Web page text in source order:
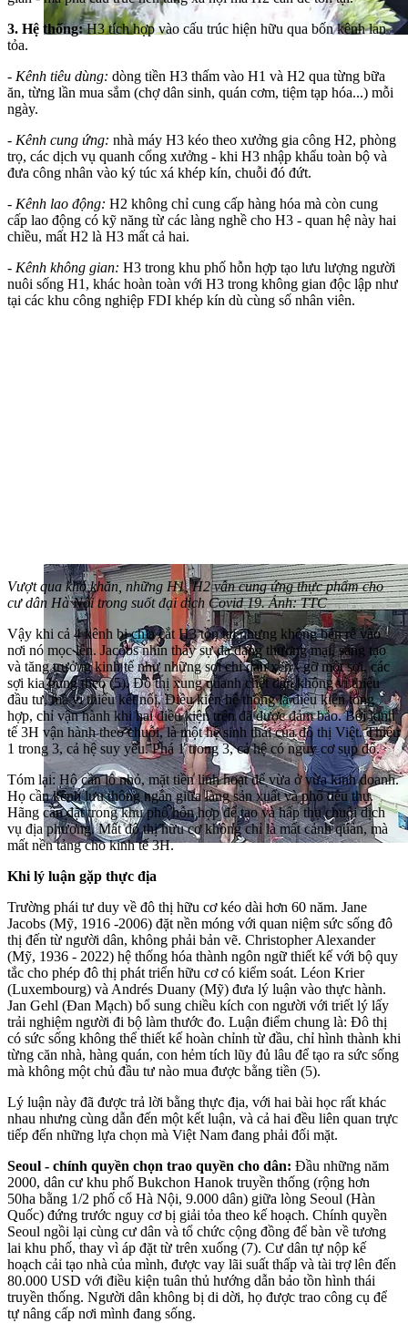
3. Hệ thống:H3 tích hợp vào cấu trúc hiện hữu qua bốn kênh lan
tỏa.
- Kênh tiêu dùng: dòng tiền H3 thấm vào H1 và H2 qua từng bữa
ăn, từng lần mua sắm (chợ dân sinh, quán cơm, tiệm tạp hóa...) mỗi
ngày.
- Kênh cung ứng: nhà máy H3 kéo theo xưởng gia công H2, phòng
trọ, các dịch vụ quanh cổng xưởng - khi H3 nhập khẩu toàn bộ và
đưa công nhân vào ký túc xá khép kín, chuỗi đó đứt.
- Kênh lao động: H2 không chỉ cung cấp hàng hóa mà còn cung
cấp lao động có kỹ năng từ các làng nghề cho H3 - quan hệ này hai
chiều, mất H2 là H3 mất cả hai.
- Kênh không gian: H3 trong khu phố hỗn hợp tạo lưu lượng người
nuôi sống H1, khác hoàn toàn với H3 trong không gian độc lập như
tại các khu công nghiệp FDI khép kín dù cùng số nhân viên.
Vượt qua khó khăn, những H1, H2 vẫn cung ứng thực phẩm cho
cư dân Hà Nội trong suốt đại dịch Covid 19. Ảnh: TTC
Vậy khi cả 4 kênh bị chia cắt H3 tồn tại nhưng không bén rễ vào
nơi nó mọc lên. Jacobs nhìn thấy sự đa dạng thương mại, sáng tạo
và tăng trưởng kinh tế như những sợi chỉ đan xen - gỡ một sợi, các
sợi kia bung theo (5). Đô thị xung quanh chết dần không vì thiếu
đầu tư, mà vì thiếu kết nối. Điều kiện hệ thống là điều kiện tổng
hợp, chỉ vận hành khi hai điều kiện trên đã được đảm bảo. Bởi kinh
tế 3H vận hành theo chuỗi, là một hệ sinh thái của đô thị Việt. Thiếu
1 trong 3, cả hệ suy yếu. Phá 1 trong 3, cả hệ có nguy cơ sụp đổ.
Tóm lại: Hộ cần lô nhỏ, mặt tiền linh hoạt để vừa ở vừa kinh doanh.
Họ cần kênh lưu thông ngắn giữa làng sản xuất và phố tiêu thụ.
Hãng cần đặt trong khu phố hỗn hợp để tạo và hấp thụ chuỗi dịch
vụ địa phương. Mất đô thị hữu cơ không chỉ là mất cảnh quan, mà
mất nền tảng cho kinh tế 3H.
Khi lý luận gặp thực địa
Trường phái tư duy về đô thị hữu cơ kéo dài hơn 60 năm. Jane
Jacobs (Mỹ, 1916 -2006) đặt nền móng với quan niệm sức sống đô
thị đến từ người dân, không phải bản vẽ. Christopher Alexander
(Mỹ, 1936 - 2022) hệ thống hóa thành ngôn ngữ thiết kế với bộ quy
tắc cho phép đô thị phát triển hữu cơ có kiểm soát. Léon Krier
(Luxembourg) và Andrés Duany (Mỹ) đưa lý luận vào thực hành.
Jan Gehl (Đan Mạch) bổ sung chiều kích con người với triết lý lấy
trải nghiệm người đi bộ làm thước đo. Luận điểm chung là: Đô thị
có sức sống không thể thiết kế hoàn chỉnh từ đầu, chỉ hình thành khi
từng căn nhà, hàng quán, con hẻm tích lũy đủ lâu để tạo ra sức sống
mà không một chủ đầu tư nào mua được bằng tiền (5).
Lý luận này đã được trả lời bằng thực địa, với hai bài học rất khác
nhau nhưng cùng dẫn đến một kết luận, và cả hai đều liên quan trực
tiếp đến những lựa chọn mà Việt Nam đang phải đối mặt.
Seoul - chính quyền chọn trao quyền cho dân: Đầu những năm
2000, dân cư khu phố Bukchon Hanok truyền thống (rộng hơn
50ha bằng 1/2 phố cổ Hà Nội, 9.000 dân) giữa lòng Seoul (Hàn
Quốc) đứng trước nguy cơ bị giải tỏa theo kế hoạch. Chính quyền
Seoul ngồi lại cùng cư dân và tổ chức cộng đồng để bàn về tương
lai khu phố, thay vì áp đặt từ trên xuống (7). Cư dân tự nộp kế
hoạch cải tạo nhà của mình, được vay lãi suất thấp và tài trợ lên đến
80.000 USD với điều kiện tuân thủ hướng dẫn bảo tồn hình thái
truyền thống. Người dân không bị di dời, họ được trao công cụ để
tự nâng cấp nơi mình đang sống.